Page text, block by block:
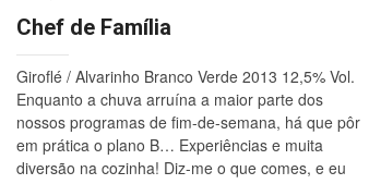
Chef de Família
Giroflé / Alvarinho Branco Verde 2013 12,5% Vol.
Enquanto a chuva arruína a maior parte dos
nossos programas de fim-de-semana, há que pôr
em prática o plano B… Experiências e muita
diversão na cozinha! Diz-me o que comes, e eu